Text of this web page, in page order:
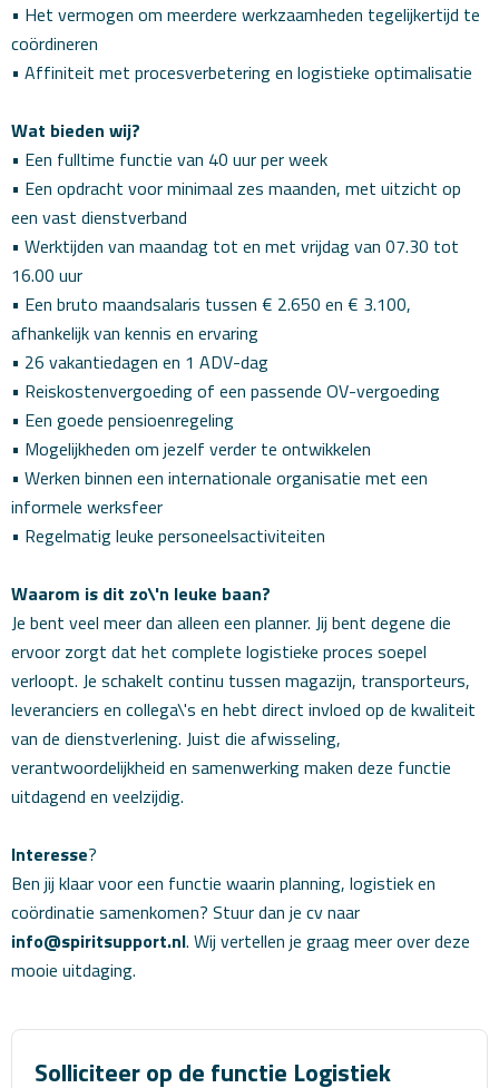
• Het vermogen om meerdere werkzaamheden tegelijkertijd te
coördineren
• Affiniteit met procesverbetering en logistieke optimalisatie
Wat bieden wij?
• Een fulltime functie van 40 uur per week
• Een opdracht voor minimaal zes maanden, met uitzicht op
een vast dienstverband
• Werktijden van maandag tot en met vrijdag van 07.30 tot
16.00 uur
• Een bruto maandsalaris tussen € 2.650 en € 3.100,
afhankelijk van kennis en ervaring
• 26 vakantiedagen en 1 ADV-dag
• Reiskostenvergoeding of een passende OV-vergoeding
• Een goede pensioenregeling
• Mogelijkheden om jezelf verder te ontwikkelen
• Werken binnen een internationale organisatie met een
informele werksfeer
• Regelmatig leuke personeelsactiviteiten
Waarom is dit zo\'n leuke baan?
Je bent veel meer dan alleen een planner. Jij bent degene die
ervoor zorgt dat het complete logistieke proces soepel
verloopt. Je schakelt continu tussen magazijn, transporteurs,
leveranciers en collega\'s en hebt direct invloed op de kwaliteit
van de dienstverlening. Juist die afwisseling,
verantwoordelijkheid en samenwerking maken deze functie
uitdagend en veelzijdig.
Interesse?
Ben jij klaar voor een functie waarin planning, logistiek en
coördinatie samenkomen? Stuur dan je cv naar
info@spiritsupport.nl. Wij vertellen je graag meer over deze
mooie uitdaging.
Solliciteer op de functie Logistiek